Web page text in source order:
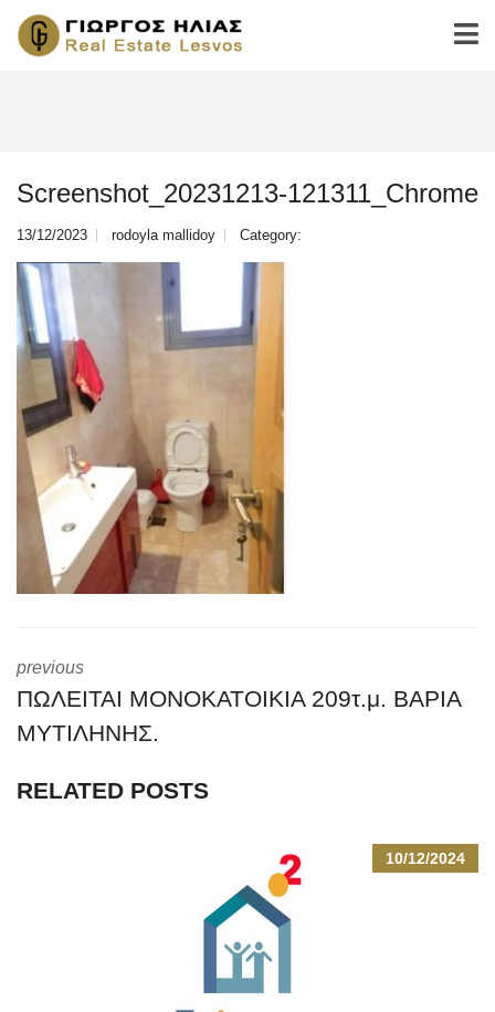
Screenshot_20231213-121311_Chrome
13/12/2023 rodoyla mallidoy Category:
previous
ΠΩΛΕΙΤΑΙ ΜΟΝΟΚΑΤΟΙΚΙΑ 209τ.μ. ΒΑΡΙΑ
ΜΥΤΙΛΗΝΗΣ.
RELATED POSTS
10/12/2024